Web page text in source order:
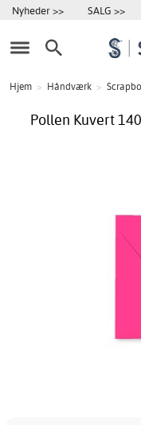
Nyheder >> SALG >>
Hjem > Håndværk >
Pollen Kuvert